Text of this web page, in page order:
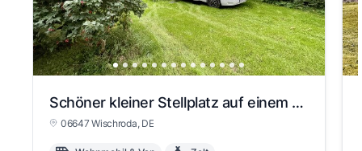
Schöner kleiner Stellplatz auf einem kleinen Pferdehof
06647 Wischroda, DE